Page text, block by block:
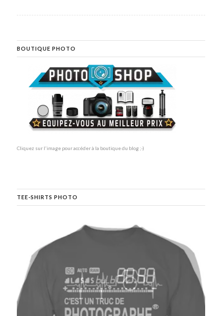
BOUTIQUE PHOTO
Cliquez sur l'image pour accéder à la boutique du blog ;-)
TEE-SHIRTS PHOTO